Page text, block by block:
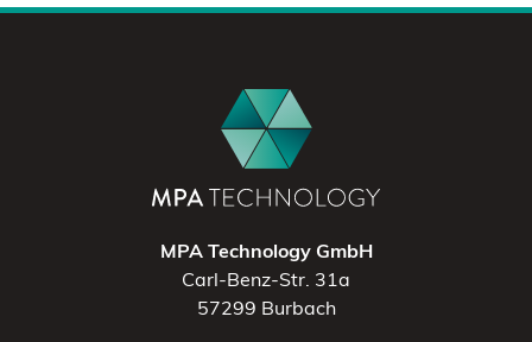
MPA Technology GmbH
Carl-Benz-Str. 31a
57299 Burbach